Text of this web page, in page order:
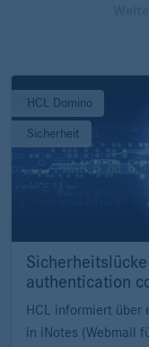
HCL Domino
Sicherheit
authentication
HCL informiert über
in iNotes (Webmail